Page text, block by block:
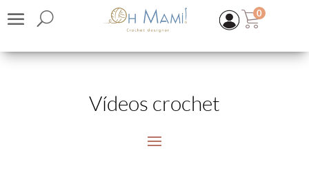
0
Vídeos crochet